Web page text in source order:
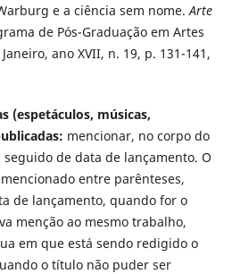
e a ciência sem nome. Arte
de Pós-Graduação em Artes
ano XVII, n. 19, p. 131-141,
(espetáculos, músicas,
mencionar, no corpo do
de data de lançamento. O
entre parênteses,
de lançamento, quando for o
menção ao mesmo trabalho,
em que está sendo redigido o
o título não puder ser